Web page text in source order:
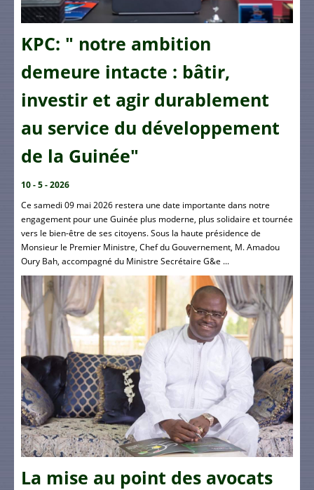
KPC: " notre ambition
demeure intacte : bâtir,
investir et agir durablement
au service du développement
de la Guinée"
10 - 5 - 2026
Ce samedi 09 mai 2026 restera une date importante dans notre
engagement pour une Guinée plus moderne, plus solidaire et tournée
vers le bien-être de ses citoyens. Sous la haute présidence de
Monsieur le Premier Ministre, Chef du Gouvernement, M. Amadou
Oury Bah, accompagné du Ministre Secrétaire G&e ...
La mise au point des avocats